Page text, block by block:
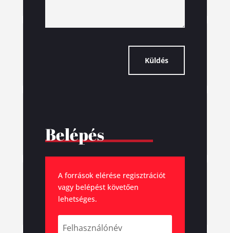
Küldés
Belépés
A források elérése regisztrációt
vagy belépést követően
lehetséges.